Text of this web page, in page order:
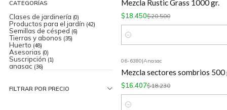
CATEGORÍAS
Clases de jardinería (0)
Productos para el jardín (42)
Semillas de césped (6)
Tierras y abonos (35)
Huerto (48)
Asesorias (0)
Suscripción (1)
anasac (36)
FILTRAR POR PRECIO
Mezcla Rustic Grass 1000 gr.
$18.450$20.500
Cantidad
06-6380|Anasac
Mezcla sectores sombrios 500
$16.407$18.230